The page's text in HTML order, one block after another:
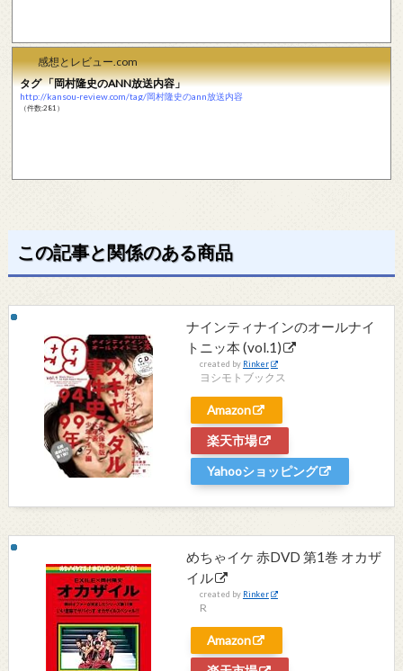
感想とレビュー.com
タグ 「岡村隆史のANN放送内容」
http://kansou-review.com/tag/岡村隆史のann放送内容
（件数:281）
この記事と関係のある商品
ナインティナインのオールナイ
トニッ本 (vol.1)
created by Rinker
ヨシモトブックス
Amazon
楽天市場
Yahooショッピング
めちゃイケ 赤DVD 第1巻 オカザ
イル
created by Rinker
R
Amazon